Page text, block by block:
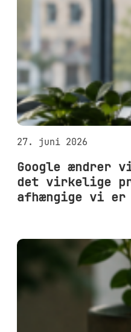
27. juni 2026
Google ændrer
det virkelige
afhængige vi er